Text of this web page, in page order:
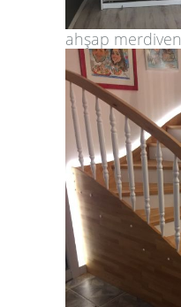
ahşap merdiven